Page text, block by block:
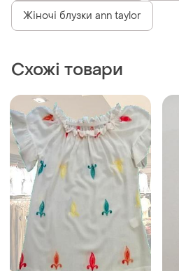
Жіночі блузки ann taylor
Схожі товари